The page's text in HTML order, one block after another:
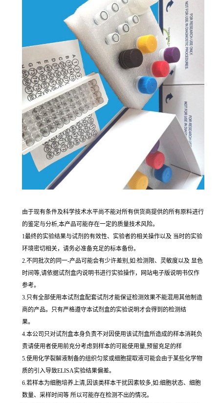
由于现有条件及科学技术水平尚不能对所有供货商提供的所有原料进行
的鉴定与分析,本产品可能存在一定的质量技术风险。
1最终的实验结果与试剂的有效性、实验者的相关操作以及 当时的实验
环境密切相关，请务必准备充足的标本备份。
2.不同批次的同一-产品可能会有少许差别,如:检测限、灵敏度以及 显色
时间等,请依据试剂盒内说明书进行实验操作，网站电子版说明书仅作
参考。
3.只有全部使用本试剂盒配套试剂才能保证检测效果不能混用其他制造
商的产品。只有严格遵守本试剂盒的实验说明才会得到的检测结
果。
4.本公司只对试剂盒本身负责不对因使用该试剂盒所造成的样本消耗负
责请使用者使用前充分考虑到样本的可能使用量,预留充足的样
5.使用化学裂解液制备的组织匀浆或细胞提取液可能会由于某些化学物
质的引入导致ELISA实验结果偏差。
6.若样本为细胞培养上清,因该类样本干扰因素较多,如:细胞状态、细胞
数量、采样时间等 所以可能存在检测不出的情况。